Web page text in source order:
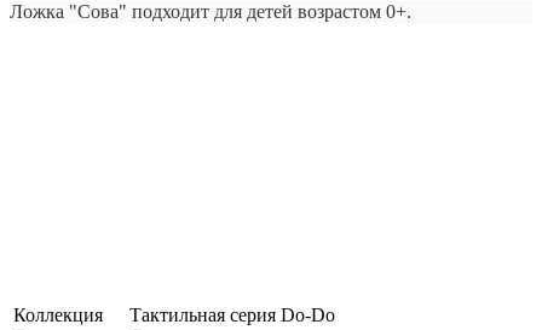
Ложка "Сова" подходит для детей возрастом 0+.
Коллекция
Тактильная серия Do-Do